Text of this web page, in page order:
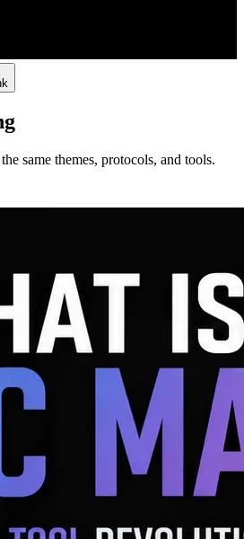
same themes, protocols, and tools.